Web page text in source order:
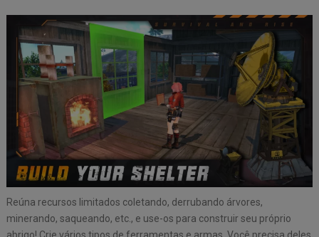
Reúna recursos limitados coletando, derrubando árvores,
minerando, saqueando, etc., e use-os para construir seu próprio